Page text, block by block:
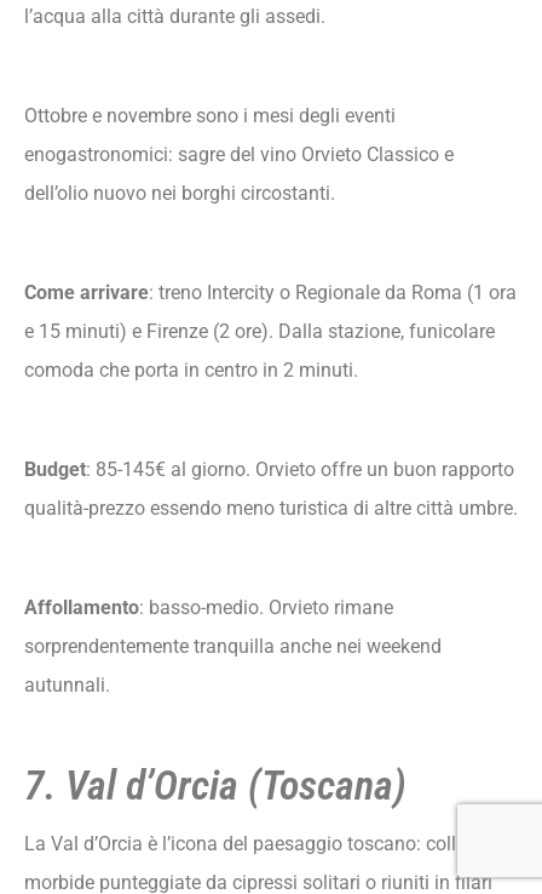
l’acqua alla città durante gli assedi.
Ottobre e novembre sono i mesi degli eventi
enogastronomici: sagre del vino Orvieto Classico e
dell’olio nuovo nei borghi circostanti.
Come arrivare: treno Intercity o Regionale da Roma (1 ora
e 15 minuti) e Firenze (2 ore). Dalla stazione, funicolare
comoda che porta in centro in 2 minuti.
Budget: 85-145€ al giorno. Orvieto offre un buon rapporto
qualità-prezzo essendo meno turistica di altre città umbre.
Affollamento: basso-medio. Orvieto rimane
sorprendentemente tranquilla anche nei weekend
autunnali.
7. Val d’Orcia (Toscana)
La Val d’Orcia è l’icona del paesaggio toscano: colline
morbide punteggiate da cipressi solitari o riuniti in filari